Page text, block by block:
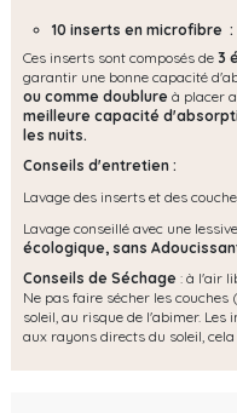
10 inserts en microfibre :
Ces inserts sont composés de 3
garantir une bonne capacité
ou comme doublure à placer
meilleure capacité
les nuits.
Conseils d'entretien :
Lavage des inserts et des
Lavage conseillé avec une lessive
écologique, sans
Conseils de Séchage : à l'air
Ne pas faire sécher les
soleil, au risque de l'abimer.
aux rayons directs du soleil,